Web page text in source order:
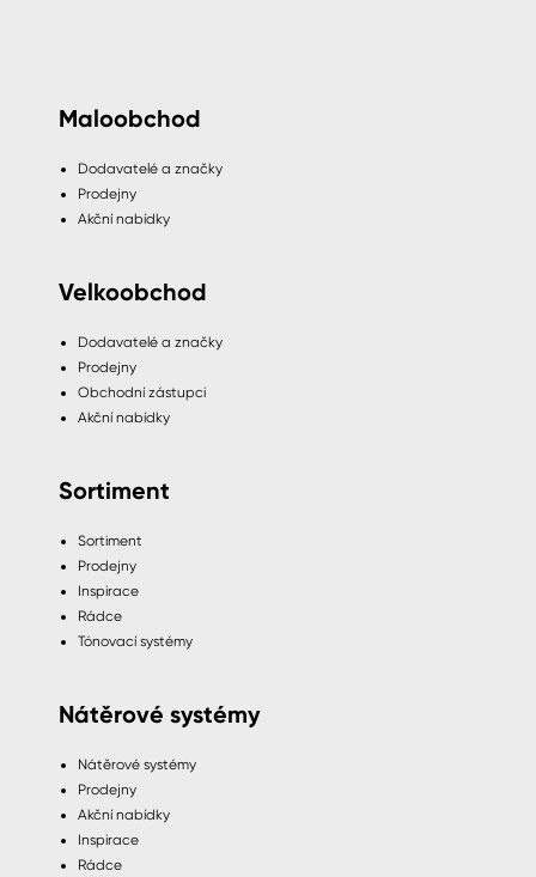
Maloobchod
Dodavatelé a značky
Prodejny
Akční nabídky
Velkoobchod
Dodavatelé a značky
Prodejny
Obchodní zástupci
Akční nabídky
Sortiment
Sortiment
Prodejny
Inspirace
Rádce
Tónovací systémy
Nátěrové systémy
Nátěrové systémy
Prodejny
Akční nabídky
Inspirace
Rádce